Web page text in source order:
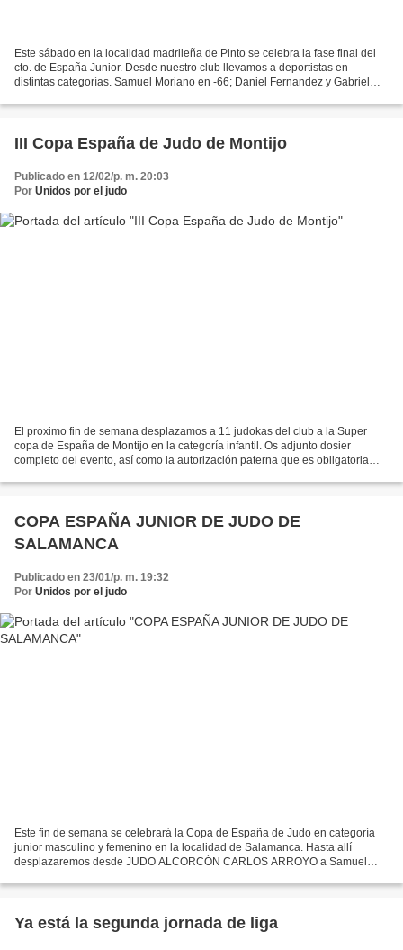
Este sábado en la localidad madrileña de Pinto se celebra la fase final del
cto. de España Junior. Desde nuestro club llevamos a deportistas en
distintas categorías. Samuel Moriano en -66; Daniel Fernandez y Gabriel
III Copa España de Judo de Montijo
Publicado en 12/02/p. m. 20:03
Por Unidos por el judo
El proximo fin de semana desplazamos a 11 judokas del club a la Super
copa de España de Montijo en la categoría infantil. Os adjunto dosier
completo del evento, así como la autorización paterna que es obligatoria
AUTORIZACINPARADEPORTISTASMENORESyclausuladeproteccindedato
COPA ESPAÑA JUNIOR DE JUDO DE
SALAMANCA
Publicado en 23/01/p. m. 19:32
Por Unidos por el judo
Este fin de semana se celebrará la Copa de España de Judo en categoría
junior masculino y femenino en la localidad de Salamanca. Hasta allí
desplazaremos desde JUDO ALCORCÓN CARLOS ARROYO a Samuel
Ya está la segunda jornada de liga